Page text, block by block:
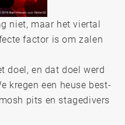
niet, maar het viertal
factor is om zalen
doel, en dat doel werd
kregen een heuse best-
pits en stagedivers